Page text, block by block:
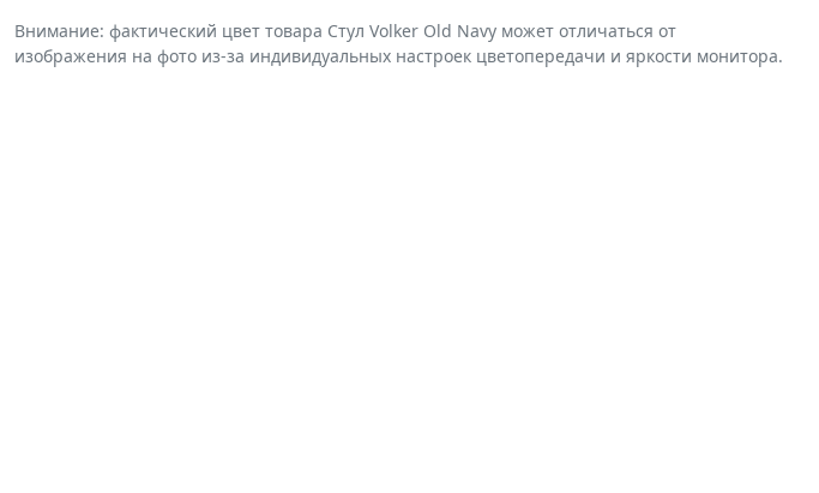
Внимание: фактический цвет товара Стул Volker Old Navy может отличаться от
изображения на фото из-за индивидуальных настроек цветопередачи и яркости монитора.